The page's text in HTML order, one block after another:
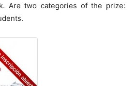
Are two categories of the prize: